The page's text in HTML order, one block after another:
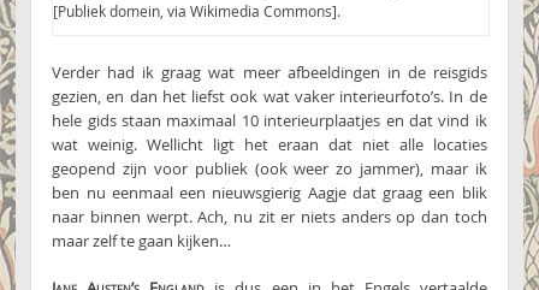
[Publiek domein, via Wikimedia Commons].
Verder had ik graag wat meer afbeeldingen in de reisgids
gezien, en dan het liefst ook wat vaker interieurfoto’s. In de
hele gids staan maximaal 10 interieurplaatjes en dat vind ik
wat weinig. Wellicht ligt het eraan dat niet alle locaties
geopend zijn voor publiek (ook weer zo jammer), maar ik
ben nu eenmaal een nieuwsgierig Aagje dat graag een blik
naar binnen werpt. Ach, nu zit er niets anders op dan toch
maar zelf te gaan kijken…